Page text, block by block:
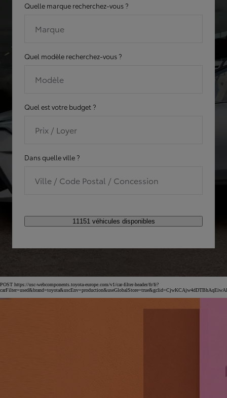
Quelle marque recherchez-vous ?
Marque
Quel modèle recherchez-vous ?
Modèle
Quel est votre budget ?
Prix / Loyer
Dans quelle ville ?
Ville / Code Postal / Concession
11151 véhicules disponibles
POST https://usc-webcomponents.toyota-europe.com/v1/car-filter-header/fr/fr?